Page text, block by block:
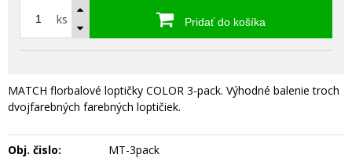
ks Pridať do košíka
MATCH florbalové loptičky COLOR 3-pack. Výhodné balenie troch
dvojfarebných farebných loptičiek.
Obj. čislo: MT-3pack